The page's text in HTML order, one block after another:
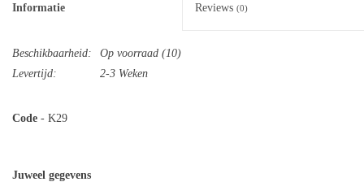
Informatie Reviews (0)
Beschikbaarheid: Op voorraad (10)
Levertijd:
2-3 Weken
Code - K29
Juweel gegevens